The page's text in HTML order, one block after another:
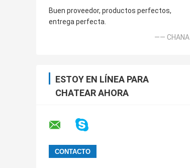
Buen proveedor, productos perfectos,
entrega perfecta.
—— CHANA
ESTOY EN LÍNEA PARA
CHATEAR AHORA